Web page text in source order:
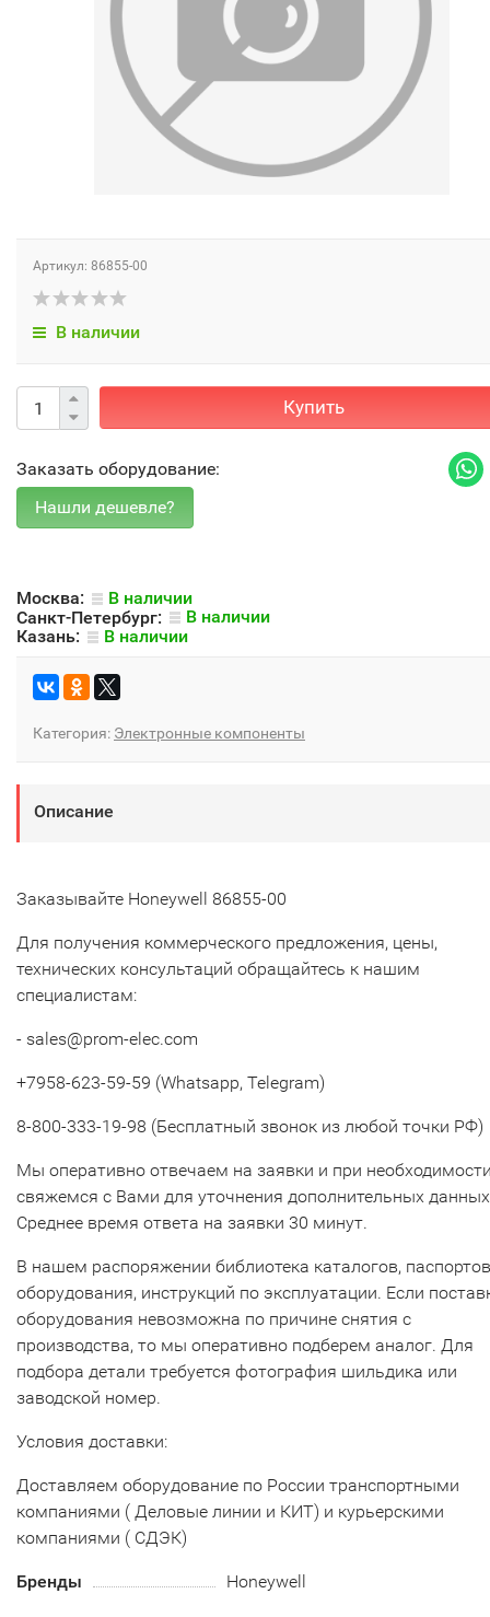
Артикул: 86855-00
В наличии
Купить
Заказать оборудование:
Москва:
В наличии
Санкт-Петербург:
В наличии
Казань:
В наличии
Категория: Электронные компоненты
Описание
Заказывайте Honeywell 86855-00
Для получения коммерческого предложения, цены,
технических консультаций обращайтесь к нашим
специалистам:
- sales@prom-elec.com
+7958-623-59-59 (Whatsapp, Telegram)
8-800-333-19-98 (Бесплатный звонок из любой точки РФ)
Мы оперативно отвечаем на заявки и при
свяжемся с Вами для уточнения дополнительных
Среднее время ответа на заявки 30 минут.
В нашем распоряжении библиотека каталогов, паспортов
оборудования, инструкций по эксплуатации. Если
оборудования невозможна по причине снятия с
производства, то мы оперативно подберем аналог. Для
подбора детали требуется фотография шильдика или
заводской номер.
Условия доставки:
Доставляем оборудование по России транспортными
компаниями ( Деловые линии и КИТ) и курьерскими
компаниями ( СДЭК)
Бренды Honeywell